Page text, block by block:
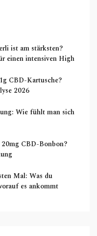
ist am stärksten?
einen intensiven High
CBD-Kartusche?
2026
Wie fühlt man sich
CBD-Bonbon?
Mal: Was du
es ankommt